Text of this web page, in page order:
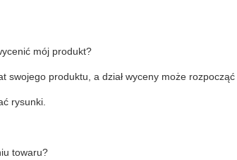
mój produkt?
swojego produktu, a dział wyceny może
rysunki.
towaru?